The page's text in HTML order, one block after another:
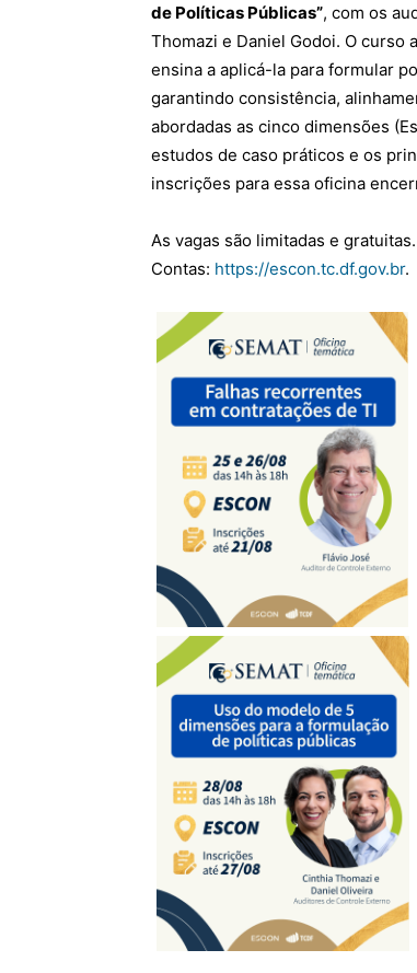
de Políticas Públicas”, com os
Thomazi e Daniel Godoi. O curso
ensina a aplicá-la para formular
garantindo consistência,
abordadas as cinco dimensões
estudos de caso práticos e os
inscrições para essa oficina
As vagas são limitadas e
Contas: https://escon.tc.df.gov.br.